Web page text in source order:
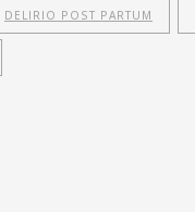
DELIRIO POST PARTUM